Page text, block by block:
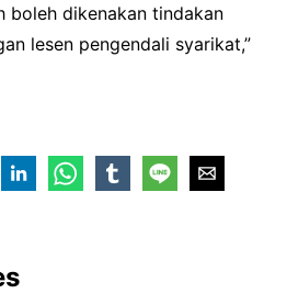
boleh dikenakan tindakan
lesen pengendali syarikat,”